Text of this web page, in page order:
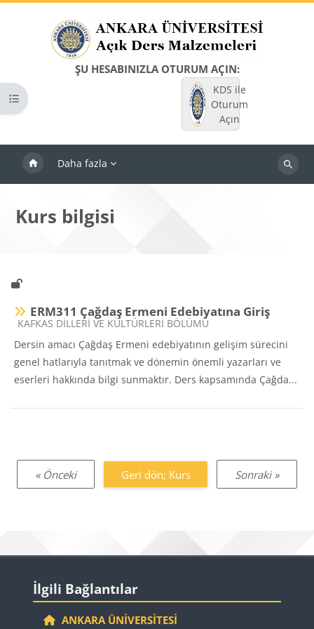
ŞU HESABINIZLA OTURUM AÇIN:
KDS ile
Oturum
Açın
Daha fazla
Dersleri
Kurs dizinini aç
Kurs bilgisi
ERM311 Çağdaş Ermeni Edebiyatına Giriş
Ders kategorisi
KAFKAS DİLLERİ VE KÜLTÜRLERİ BÖLÜMÜ
Dersin amacı Çağdaş Ermeni edebiyatının gelişim sürecini
genel hatlarıyla tanıtmak ve dönemin önemli yazarları ve
eserleri hakkında bilgi sunmaktır. Ders kapsamında Çağda...
« Önceki Geri dön; Kurs Sonraki »
Bloklar
İlgili Bağlantılar
ANKARA ÜNIVERSITESI